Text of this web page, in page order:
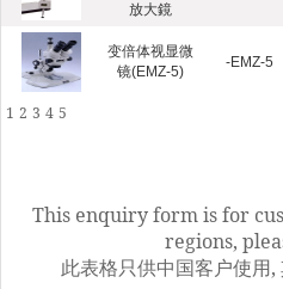
放大鏡
变倍体视显微
镜(EMZ-5)
-EMZ-5
1 2 3 4 5
This enquiry form is for
regions,
此表格只供中国客户使用